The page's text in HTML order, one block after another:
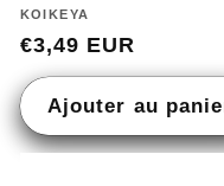
Fournisseur :
KOIKEYA
Prix
habituel
€3,49 EUR
Ajouter au